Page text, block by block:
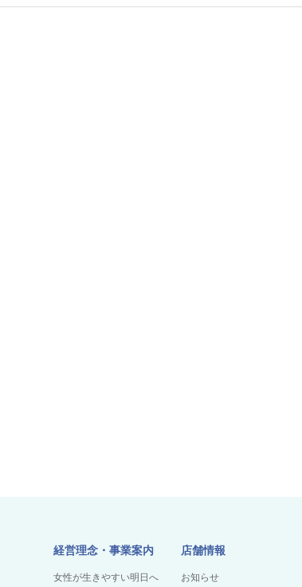
経営理念・事業案内
女性が生きやすい明日へ
店舗情報
お知らせ